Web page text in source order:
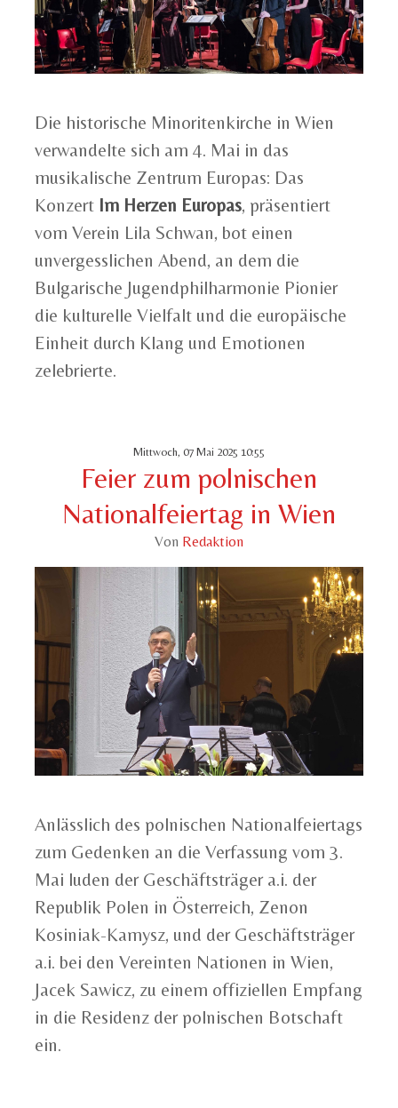
Die historische Minoritenkirche in Wien
verwandelte sich am 4. Mai in das
musikalische Zentrum Europas: Das
Konzert Im Herzen Europas, präsentiert
vom Verein Lila Schwan, bot einen
unvergesslichen Abend, an dem die
Bulgarische Jugendphilharmonie Pionier
die kulturelle Vielfalt und die europäische
Einheit durch Klang und Emotionen
zelebrierte.
Mittwoch, 07 Mai 2025 10:55
Feier zum polnischen
Nationalfeiertag in Wien
Von Redaktion
Anlässlich des polnischen Nationalfeiertags
zum Gedenken an die Verfassung vom 3.
Mai luden der Geschäftsträger a.i. der
Republik Polen in Österreich, Zenon
Kosiniak-Kamysz, und der Geschäftsträger
a.i. bei den Vereinten Nationen in Wien,
Jacek Sawicz, zu einem offiziellen Empfang
in die Residenz der polnischen Botschaft
ein.